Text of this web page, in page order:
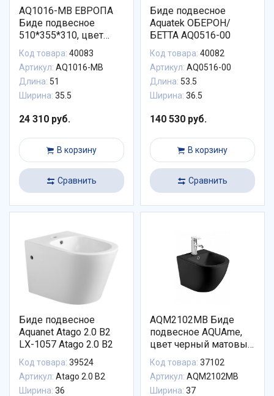
AQ1016-MB ЕВРОПА
Биде подвесное
510*355*310, цвет
черный матовый
Код товара: 40083
Артикул: AQ1016-MB
Длина: 51
Ширина: 35.5
24 310 руб.
В корзину
Сравнить
Биде подвесное
Aquatek ОБЕРОН/
БЕТТА AQ0516-00
Код товара: 40082
Артикул: AQ0516-00
Длина: 53.5
Ширина: 36.5
140 530 руб.
В корзину
Сравнить
Биде подвесное
Aquanet Atago 2.0 B2
LX-1057 Atago 2.0 B2
Код товара: 39524
Артикул: Atago 2.0 B2
Ширина: 36
AQM2102MB Биде
подвесное AQUAme,
цвет черный матовый,
с отв под смеситель, с
переливом
495x370x325мм
Код товара: 37102
Артикул: AQM2102MB
Ширина: 37